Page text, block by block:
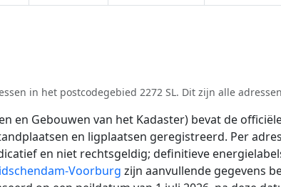
in het postcodegebied 2272 SL. Dit zijn alle
en Gebouwen van het Kadaster) bevat de
en ligplaatsen geregistreerd. Per
en niet rechtsgeldig; definitieve
Voorburg zijn aanvullende gegevens